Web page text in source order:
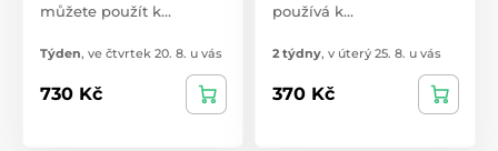
můžete použít k…
Týden, ve čtvrtek 20. 8. u vás
730 Kč
používá k…
2 týdny, v úterý 25. 8. u vás
370 Kč